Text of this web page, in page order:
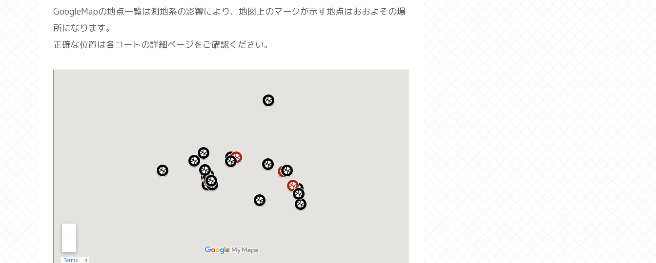
GoogleMapの地点一覧は測地系の影響により、地図上のマークが示す地点はおおよその場
所になります。
正確な位置は各コートの詳細ページをご確認ください。